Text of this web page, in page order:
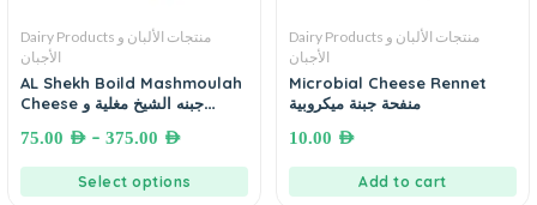
Dairy Products منتجات الألبان و
الأجبان
AL Shekh Boild Mashmoulah
Cheese جبنه الشيخ مغلية و
75.00 AED – 375.00 AED
Select options
Dairy Products منتجات الألبان و
الأجبان
Microbial Cheese Rennet
منفحة جبنة ميكروبية
10.00 AED
Add to cart